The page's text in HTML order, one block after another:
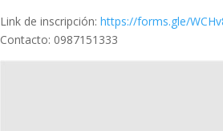
Link de inscripción:https://forms.gle/
Contacto: 0987151333